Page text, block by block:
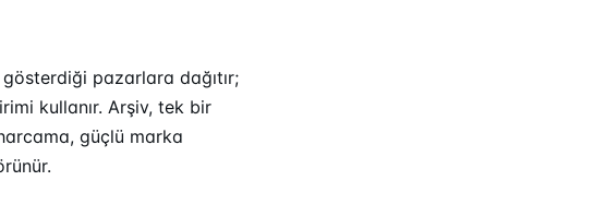
pazarlara dağıtır;
kullanır. Arşiv, tek bir
güçlü marka